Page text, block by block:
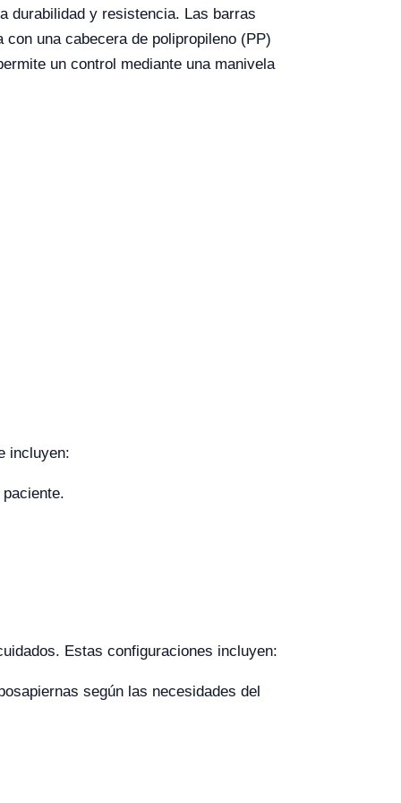
durabilidad y resistencia. Las barras
una cabecera de polipropileno (PP)
un control mediante una manivela
incluyen:
Estas configuraciones incluyen:
según las necesidades del